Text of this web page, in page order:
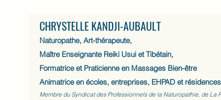
CHRYSTELLE KANDJI-AUBAULT
Naturopathe, Art-thérapeute,
Maître Enseignante Reiki Usui et Tibétain,
Formatrice et Praticienne en Massages Bien-être
Animatrice en écoles, entreprises, EHPAD et
Membre du Syndicat des Professionnels de la Naturopathie, de La